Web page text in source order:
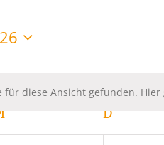
für diese Ansicht gefunden. Hier
D